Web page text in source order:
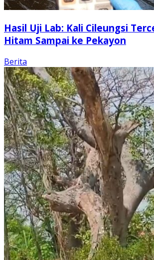
Hasil Uji Lab: Kali Cileungsi
Hitam Sampai ke Pekayon
Berita